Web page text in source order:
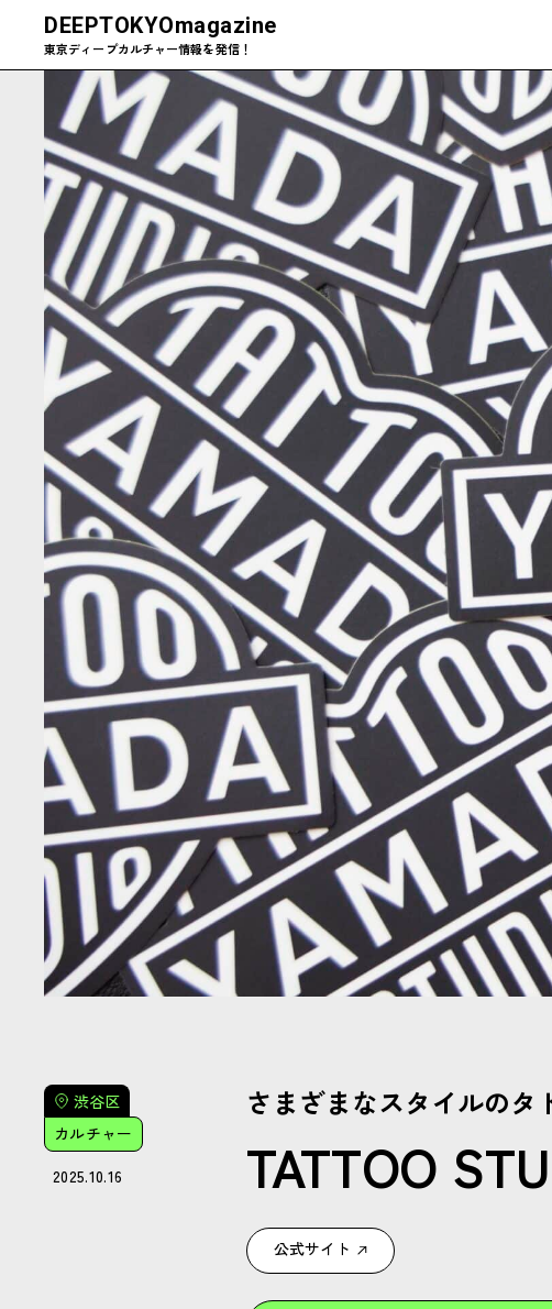
DEEPTOKYOmagazine
東京ディープカルチャー情報を発信！
渋谷区
カルチャー
2025.10.16
さまざまなスタイルのタ
TATTOO
公式サイト